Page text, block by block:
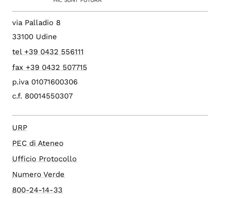
via Palladio 8
33100 Udine
tel +39 0432 556111
fax +39 0432 507715
p.iva 01071600306
c.f. 80014550307
URP
PEC di Ateneo
Ufficio Protocollo
Numero Verde
800-24-14-33